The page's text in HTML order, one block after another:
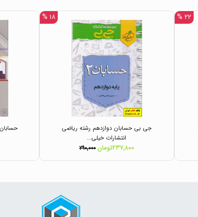
۲۲ % ۱۸ %
جی بی حسابان دوازدهم رشته ریاضی
انتشارات خیلی...
۲۳۷,۸۰۰تومان ۲۹۰,۰۰۰